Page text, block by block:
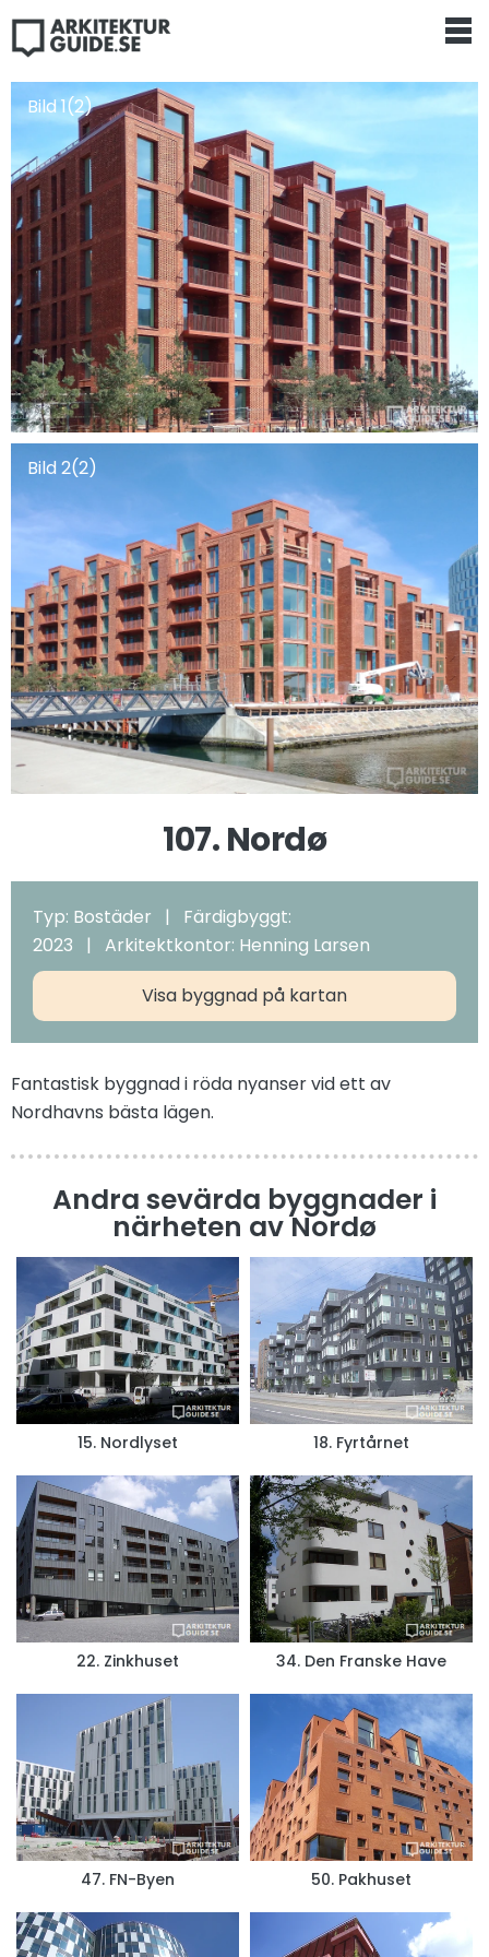
Bild 1(2)
Bild 2(2)
107. Nordø
Typ: Bostäder | Färdigbyggt:
2023 | Arkitektkontor: Henning Larsen
Visa byggnad på kartan
Fantastisk byggnad i röda nyanser vid ett av
Nordhavns bästa lägen.
Andra sevärda byggnader i
närheten av Nordø
15. Nordlyset 18. Fyrtårnet
22. Zinkhuset 34. Den Franske Have
47. FN-Byen 50. Pakhuset